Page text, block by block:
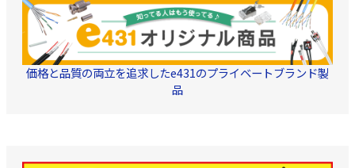
価格と品質の両立を追求したe431のプライベートブランド製
品